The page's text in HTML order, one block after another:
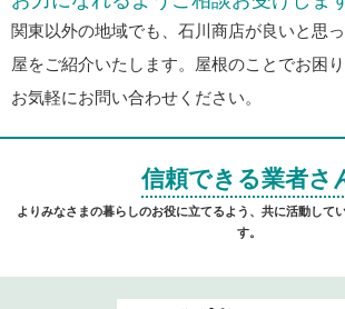
関東以外の地域でも、石川商店が良いと思
屋をご紹介いたします。屋根のことでお困
お気軽にお問い合わせください。
信頼できる業者さ
よりみなさまの暮らしのお役に立てるよう、共に活動して
す。